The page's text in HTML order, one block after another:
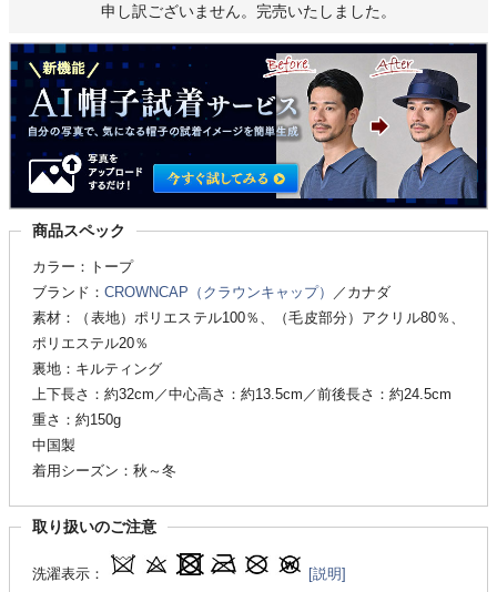
申し訳ございません。完売いたしました。
商品スペック
カラー：トープ
ブランド： CROWNCAP（クラウンキャップ）
／カナダ
素材：（表地）ポリエステル100％、（毛皮部分）アクリル80％、
ポリエステル20％
裏地：キルティング
上下長さ：約32cm／中心高さ：約13.5cm／前後長さ：約24.5cm
重さ：約150g
中国製
着用シーズン：秋～冬
取り扱いのご注意
洗濯表示： [説明]